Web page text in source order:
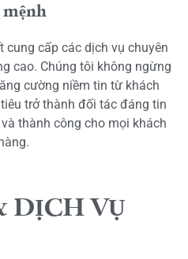
mệnh
cung cấp các dịch vụ chuyên
cao. Chúng tôi không ngừng
cường niềm tin từ khách
trở thành đối tác đáng tin
thành công cho mọi khách
DỊCH VỤ